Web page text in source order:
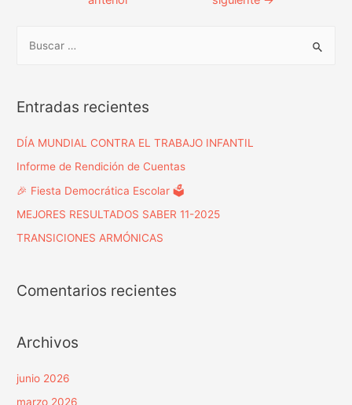
Entradas recientes
DÍA MUNDIAL CONTRA EL TRABAJO INFANTIL
Informe de Rendición de Cuentas
🎉 Fiesta Democrática Escolar 🗳️
MEJORES RESULTADOS SABER 11-2025
TRANSICIONES ARMÓNICAS
Comentarios recientes
Archivos
junio 2026
marzo 2026